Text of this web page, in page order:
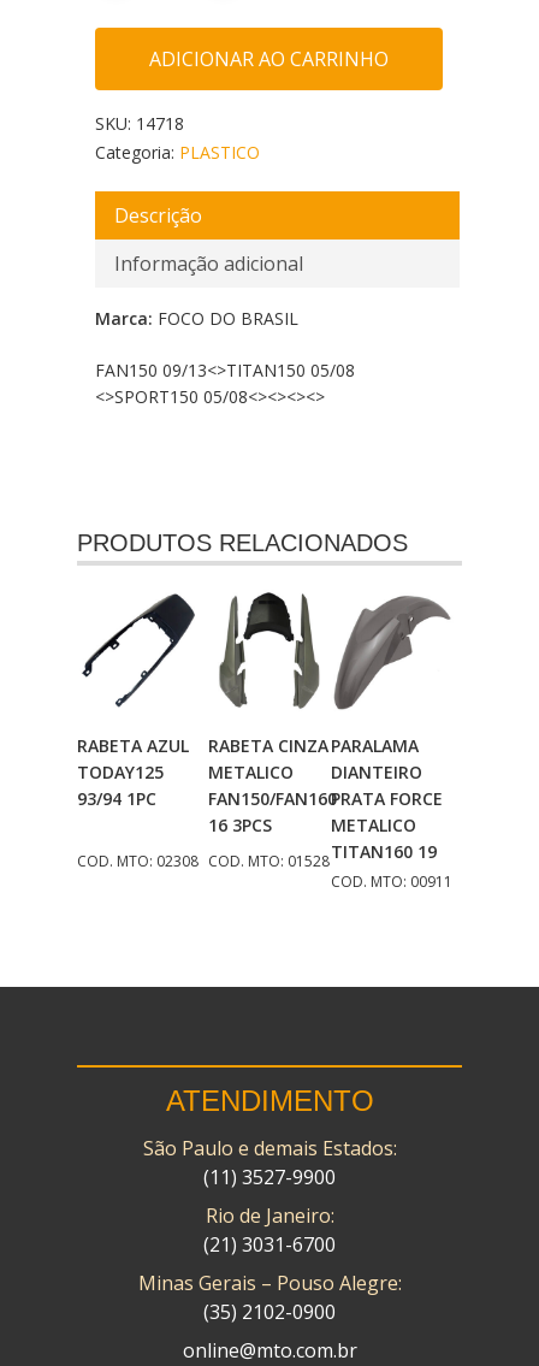
ADICIONAR AO CARRINHO
SKU: 14718
Categoria: PLASTICO
Descrição
Informação adicional
Marca: FOCO DO BRASIL
FAN150 09/13<>TITAN150 05/08
<>SPORT150 05/08<><><><>
PRODUTOS RELACIONADOS
Adicionar
Ao Carrinho
RABETA AZUL
TODAY125
93/94 1PC
COD. MTO: 02308
Adicionar
Ao Carrinho
RABETA CINZA
METALICO
FAN150/FAN160
16 3PCS
COD. MTO: 01528
Adicionar
Ao Carrinho
PARALAMA
DIANTEIRO
PRATA FORCE
METALICO
TITAN160 19
COD. MTO: 00911
ATENDIMENTO
São Paulo e demais Estados:
(11) 3527-9900
Rio de Janeiro:
(21) 3031-6700
Minas Gerais – Pouso Alegre:
(35) 2102-0900
online@mto.com.br